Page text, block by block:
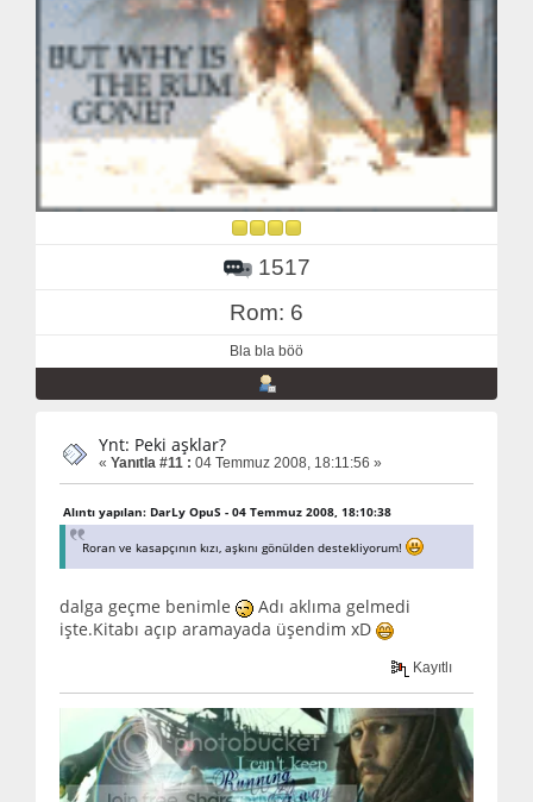
1517
Rom: 6
Bla bla böö
Ynt: Peki aşklar?
« Yanıtla #11 : 04 Temmuz 2008, 18:11:56 »
Alıntı yapılan: DarLy OpuS - 04 Temmuz 2008, 18:10:38
Roran ve kasapçının kızı, aşkını gönülden destekliyorum!
dalga geçme benimle
Adı aklıma gelmedi
işte.Kitabı açıp aramayada üşendim xD
Kayıtlı